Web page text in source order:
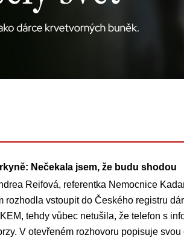
Nečekala jsem, že budu shodou
Reifová, referentka Nemocnice
rozhodla vstoupit do Českého registru
tehdy vůbec netušila, že telefon s
V otevřeném rozhovoru popisuje